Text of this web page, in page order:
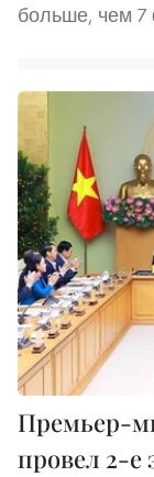
больше, чем 7
Премьер-
провел 2-е